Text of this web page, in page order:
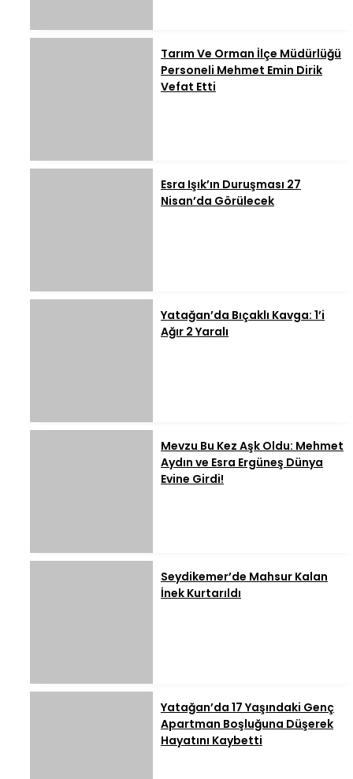
Tarım Ve Orman İlçe Müdürlüğü
Personeli Mehmet Emin Dirik
Vefat Etti
Esra Işık’ın Duruşması 27
Nisan’da Görülecek
Yatağan’da Bıçaklı Kavga: 1’i
Ağır 2 Yaralı
Mevzu Bu Kez Aşk Oldu: Mehmet
Aydın ve Esra Ergüneş Dünya
Evine Girdi!
Seydikemer’de Mahsur Kalan
İnek Kurtarıldı
Yatağan’da 17 Yaşındaki Genç
Apartman Boşluğuna Düşerek
Hayatını Kaybetti